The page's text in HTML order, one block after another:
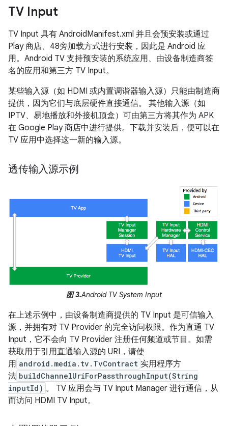
TV Input
TV Input 具有 AndroidManifest.xml 并且会预安装或通过
Play 商店、48旁加载方式进行安装，因此是 Android 应
用。Android TV 支持预安装的系统应用、由设备制造商签
名的应用和第三方 TV Input。
某些输入源（如 HDMI 或内置调谐器输入源）只能由制造商
提供，因为它们与底层硬件直接通信。 其他输入源（如
IPTV、易地播放和外接机顶盒）可由第三方将其作为 APK
在 Google Play 商店中进行提供。下载并安装后，便可以在
TV 应用中选择这一新的输入源。
透传输入源示例
图 3.Android TV System Input
在上述示例中，由设备制造商提供的 TV Input 是可信输入
源，并拥有对 TV Provider 的完全访问权限。作为直通 TV
Input，它不会向 TV Provider 注册任何频道或节目。如需
获取用于引用直通输入源的 URI，请使
用 android.media.tv.TvContract 实用程序方
法 buildChannelUriForPassthroughInput(String
inputId) 。 TV 应用会与 TV Input Manager 进行通信，从
而访问 HDMI TV Input。